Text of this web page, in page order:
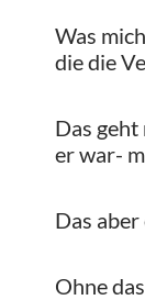
Was
die die
Das
er war-
Das
Ohne